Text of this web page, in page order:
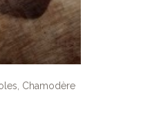
Chamodère